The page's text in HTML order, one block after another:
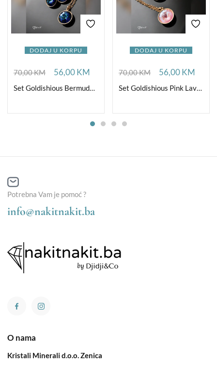
DODAJ U KORPU
70,00KM 56,00KM
Set Goldishious Bermuda plava
DODAJ U KORPU
70,00KM 56,00KM
Set Goldishious Pink Lavanda
Potrebna Vam je pomoć ?
info@nakitnakit.ba
O nama
Kristali Minerali d.o.o. Zenica